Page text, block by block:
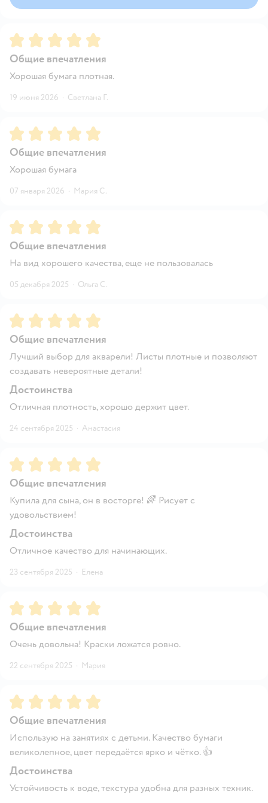
Рейтинг:5
Общие впечатления
Хорошая бумага плотная.
19 июня 2026 · Светлана Г.
Рейтинг:5
Общие впечатления
Хорошая бумага
07 января 2026 · Мария С.
Рейтинг:5
Общие впечатления
На вид хорошего качества, еще не пользовалась
05 декабря 2025 · Ольга С.
Рейтинг:5
Общие впечатления
Лучший выбор для акварели! Листы плотные и позволяют
создавать невероятные детали!
Достоинства
Отличная плотность, хорошо держит цвет.
24 сентября 2025 · Анастасия
Рейтинг:5
Общие впечатления
Купила для сына, он в восторге! 🌈 Рисует с
удовольствием!
Достоинства
Отличное качество для начинающих.
23 сентября 2025 · Елена
Рейтинг:5
Общие впечатления
Очень довольна! Краски ложатся ровно.
22 сентября 2025 · Мария
Рейтинг:5
Общие впечатления
Использую на занятиях с детьми. Качество бумаги
великолепное, цвет передаётся ярко и чётко. 👍
Достоинства
Устойчивость к воде, текстура удобна для разных техник.